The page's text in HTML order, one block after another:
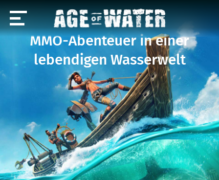
MMO-Abenteuer in einer
lebendigen Wasserwelt